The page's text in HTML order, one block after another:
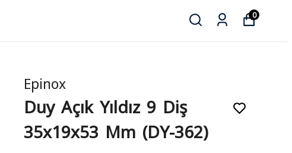
0
Epinox
Duy Açık Yıldız 9 Diş
35x19x53 Mm (DY-362)